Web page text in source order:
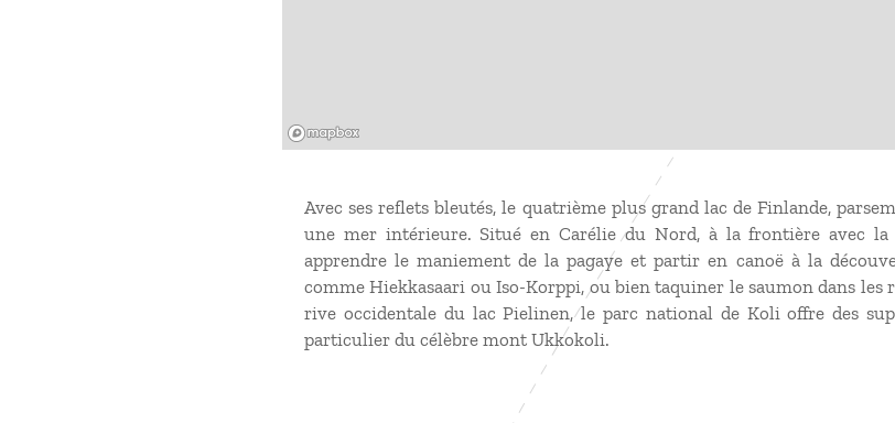
Avec ses reflets bleutés, le quatrième plus grand lac de Finlande,
une mer intérieure. Situé en Carélie du Nord, à la frontière avec la
apprendre le maniement de la pagaye et partir en canoë à la
comme Hiekkasaari ou Iso-Korppi, ou bien taquiner le saumon dans les
rive occidentale du lac Pielinen, le parc national de Koli offre des
particulier du célèbre mont Ukkokoli.